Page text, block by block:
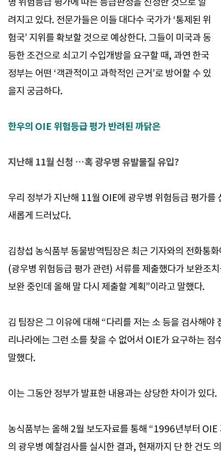
려지고 있다. 전문가들은 이들 대다수 국가가 ‘통제된 위
험국’ 지위를 확보할 것으로 예상한다. 그들이 미국과 동
등한 조건으로 쇠고기 수입개방을 요구할 때, 과연 한국
정부는 어떤 ‘객관적이고 과학적인 근거’로 방어할 수 있
을지 궁금하다.
한우의 OIE 위험등급 평가 반려된 까닭은
지난해 11월 신청 …혹 광우병 유발물질 유입?
우리 정부가 지난해 11월 OIE에 광우병 위험등급 평가를
새롭게 드러났다.
김창섭 농식품부 동물방역팀장은 최근 기자와의 전화통
(광우병 위험등급 평가 관련) 서류를 제출했다가 보완조
보완 중인데 올해 말 다시 제출할 계획”이라고 말했다.
김 팀장은 그 이유에 대해 “다리를 저는 소 등을 검사해야
리나라에는 그런 소를 찾을 수 없어서 OIE가 요구하는 점
말했다.
이는 그동안 정부가 발표한 내용과는 상당한 차이가 있다.
농식품부는 올해 2월 보도자료를 통해 “1996년부터 OIE
의 광우병 예찰검사를 실시한 결과, 현재까지 단 한 건도